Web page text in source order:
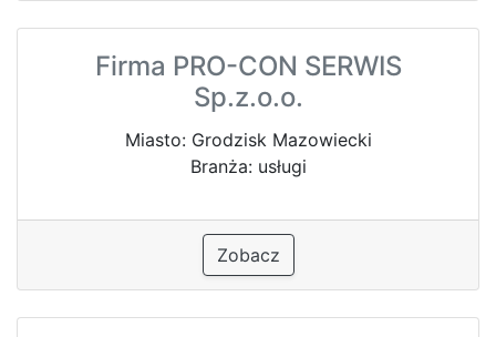
Firma PRO-CON SERWIS
Sp.z.o.o.
Miasto: Grodzisk Mazowiecki
Branża: usługi
Zobacz